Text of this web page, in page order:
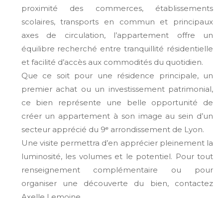
proximité des commerces, établissements
scolaires, transports en commun et principaux
axes de circulation, l’appartement offre un
équilibre recherché entre tranquillité résidentielle
et facilité d’accès aux commodités du quotidien.
Que ce soit pour une résidence principale, un
premier achat ou un investissement patrimonial,
ce bien représente une belle opportunité de
créer un appartement à son image au sein d’un
secteur apprécié du 9ᵉ arrondissement de Lyon.
Une visite permettra d’en apprécier pleinement la
luminosité, les volumes et le potentiel. Pour tout
renseignement complémentaire ou pour
organiser une découverte du bien, contactez